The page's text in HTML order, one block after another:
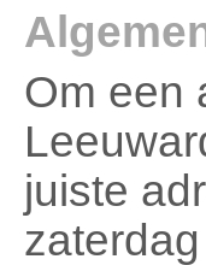
Om een
juiste